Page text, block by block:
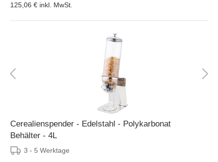
125,06 € inkl. MwSt.
Cerealienspender - Edelstahl - Polykarbonat
Behälter - 4L
3 - 5 Werktage